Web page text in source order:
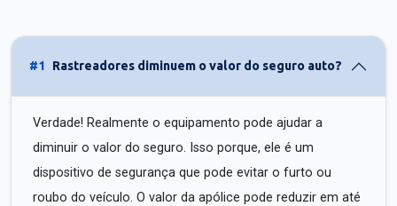
#1 Rastreadores diminuem o valor do seguro auto?
Verdade! Realmente o equipamento pode ajudar a
diminuir o valor do seguro. Isso porque, ele é um
dispositivo de segurança que pode evitar o furto ou
roubo do veículo. O valor da apólice pode reduzir em até